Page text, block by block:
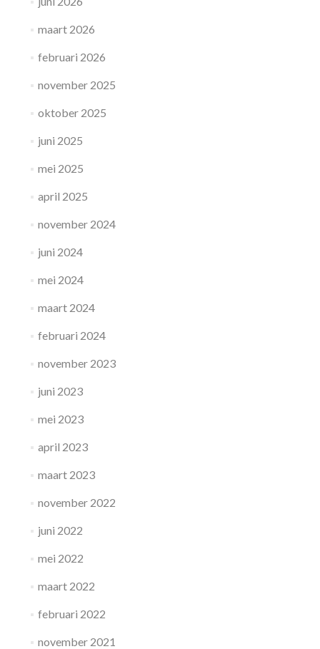
maart 2026
februari 2026
november 2025
oktober 2025
juni 2025
mei 2025
april 2025
november 2024
juni 2024
mei 2024
maart 2024
februari 2024
november 2023
juni 2023
mei 2023
april 2023
maart 2023
november 2022
juni 2022
mei 2022
maart 2022
februari 2022
november 2021